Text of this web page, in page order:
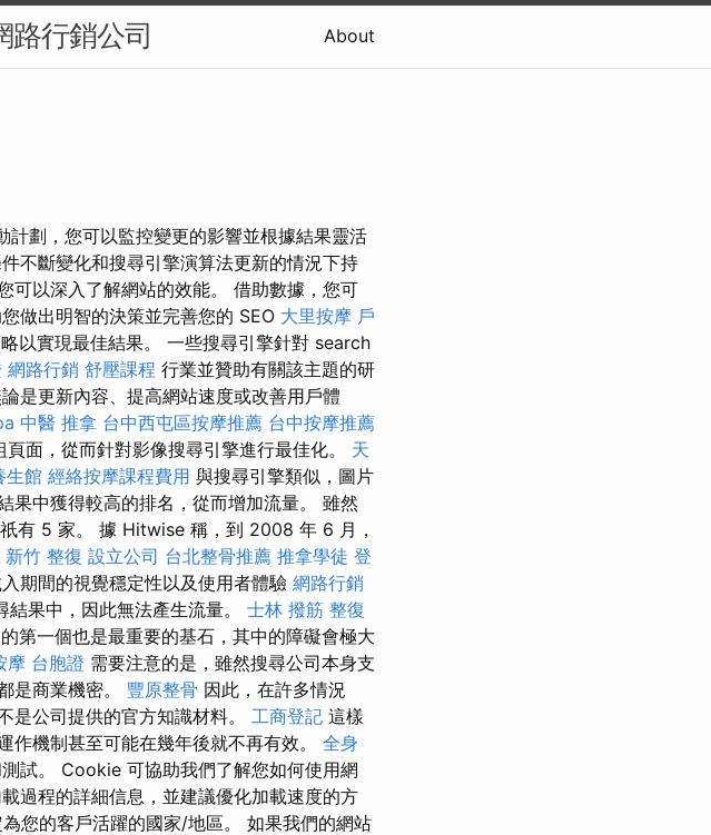
路行銷公司 About
劃，您可以監控變更的影響並根據結果靈活
不斷變化和搜尋引擎演算法更新的情況下持
以深入了解網站的效能。 借助數據，您可
做出明智的決策並完善您的 SEO 大里按摩 戶
以實現最佳結果。 一些搜尋引擎針對 search
網路行銷 舒壓課程 行業並贊助有關該主題的研
是更新內容、提高網站速度或改善用戶體
中醫 推拿 台中西屯區按摩推薦 台中按摩推薦
面，從而針對影像搜尋引擎進行最佳化。 天
生館 經絡按摩課程費用 與搜尋引擎類似，圖片
果中獲得較高的排名，從而增加流量。 雖然
有 5 家。 據 Hitwise 稱，到 2008 年 6 月，
新竹 整復 設立公司 台北整骨推薦 推拿學徒 登
期間的視覺穩定性以及使用者體驗 網路行銷
果中，因此無法產生流量。 士林 撥筋 整復
第一個也是最重要的基石，其中的障礙會極大
摩 台胞證 需要注意的是，雖然搜尋公司本身支
是商業機密。 豐原整骨 因此，在許多情況
是公司提供的官方知識材料。 工商登記 這樣
作機制甚至可能在幾年後就不再有效。 全身
試。 Cookie 可協助我們了解您如何使用網
過程的詳細信息，並建議優化加載速度的方
您的客戶活躍的國家/地區。 如果我們的網站